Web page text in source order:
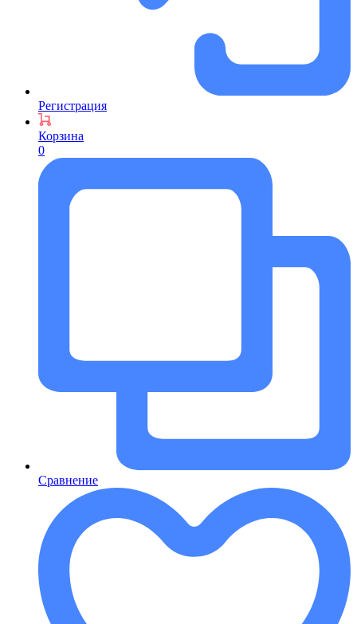
Регистрация
Корзина
0
Сравнение